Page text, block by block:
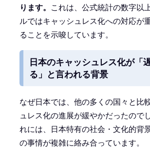
ります。 これは、公式統計の数字以
ルではキャッシュレス化への対応が
ることを示唆しています。
日本のキャッシュレス化が「
る」と言われる背景
なぜ日本では、他の多くの国々と比
ュレス化の進展が緩やかだったので
れには、日本特有の社会・文化的背
の事情が複雑に絡み合っています。